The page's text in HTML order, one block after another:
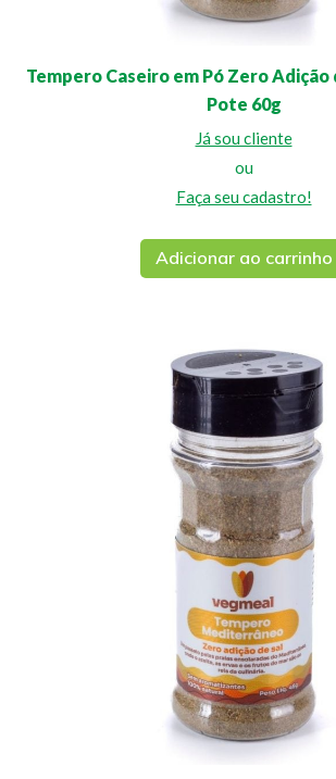
Tempero Caseiro em Pó Zero Adição
Pote 60g
Já sou cliente
ou
Faça seu cadastro!
Adicionar ao carrinho